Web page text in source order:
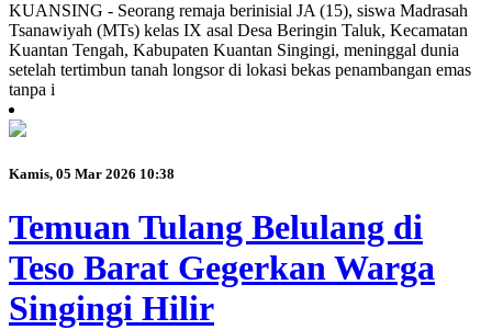
KUANSING - Seorang remaja berinisial JA (15), siswa Madrasah
Tsanawiyah (MTs) kelas IX asal Desa Beringin Taluk, Kecamatan
Kuantan Tengah, Kabupaten Kuantan Singingi, meninggal dunia
setelah tertimbun tanah longsor di lokasi bekas penambangan emas
tanpa i
Kamis, 05 Mar 2026 10:38
Temuan Tulang Belulang di
Teso Barat Gegerkan Warga
Singingi Hilir